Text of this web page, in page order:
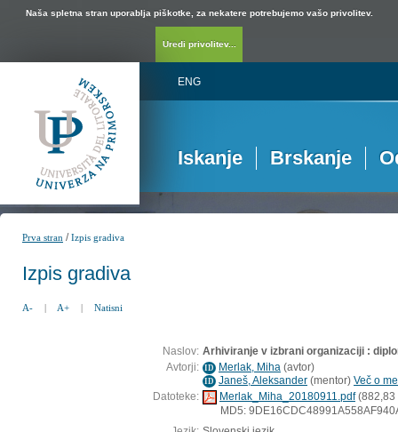
Naša spletna stran uporablja piškotke, za nekatere potrebujemo vašo privolitev.
Uredi privolitev...
ENG
Iskanje Brskanje
Prva stran /Izpis gradiva
Izpis gradiva
A- | A+ | Natisni
Naslov: Arhiviranje v izbrani organizaciji :
Avtorji: ID Merlak, Miha (avtor)
ID Janeš, Aleksander (mentor) Več o
Datoteke:
Merlak_Miha_20180911.pdf(882,83
MD5: